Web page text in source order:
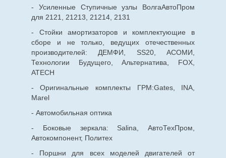
- Усиленные Ступичные узлы ВолгаАвтоПром
для 2121, 21213, 21214, 2131
- Стойки амортизаторов и комплектующие в
сборе и не только, ведущих отечественных
производителей: ДЕМФИ, SS20, АСОМИ,
Технологии Будущего, Альтернатива, FOX,
ATECH
- Оригинальные комплекты ГРМ:Gates, INA,
Marel
- Автомобильная оптика
- Боковые зеркала: Salina, АвтоТехПром,
Автокомпонент, Политех
- Поршни для всех моделей двигателей от